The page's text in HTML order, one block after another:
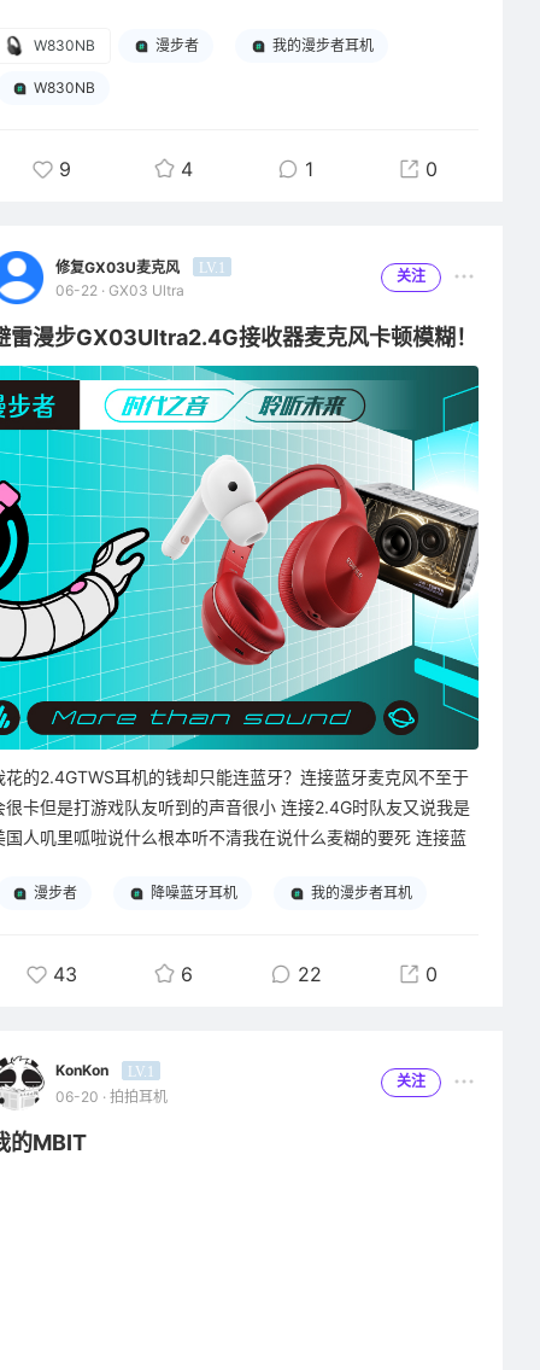
W830NB 漫步者 我的漫步者耳机
W830NB
9 4 1 0
修复GX03U麦克风 LV.1
06-22 · GX03 Ultra
关注
雷漫步GX03UItra2.4G接收器麦克风卡顿模糊！
花的2.4GTWS耳机的钱却只能连蓝牙？连接蓝牙麦克风不至于
很卡但是打游戏队友听到的声音很小 连接2.4G时队友又说我是
国人叽里呱啦说什么根本听不清我在说什么麦糊的要死 连接蓝
步者GX03U真是让我失望了 明明音质音效很好偏偏被这个2.4G
底还要不要留着 想要一个入耳式2.4G耳机用来打游戏这么难吗
漫步者 降噪蓝牙耳机 我的漫步者耳机
43 6 22 0
KonKon LV.1
06-20 · 拍拍耳机
关注
的MBIT